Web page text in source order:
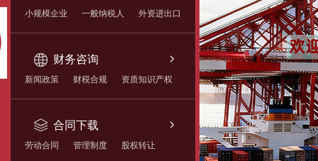
小规模企业 一般纳税人 外资进出口
财务咨询
新闻政策 财税合规 资质知识产权
合同下载
劳动合同 管理制度 股权转让